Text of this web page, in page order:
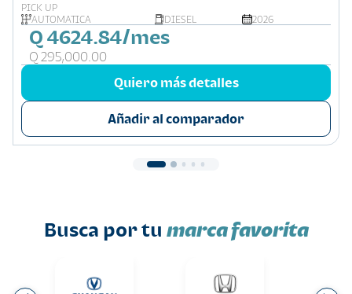
PICK UP
AUTOMÁTICA
DIESEL 2026
Q 4624.84/mes
Q 295,000.00
Quiero más detalles
Añadir al comparador
Busca por tu marca favorita